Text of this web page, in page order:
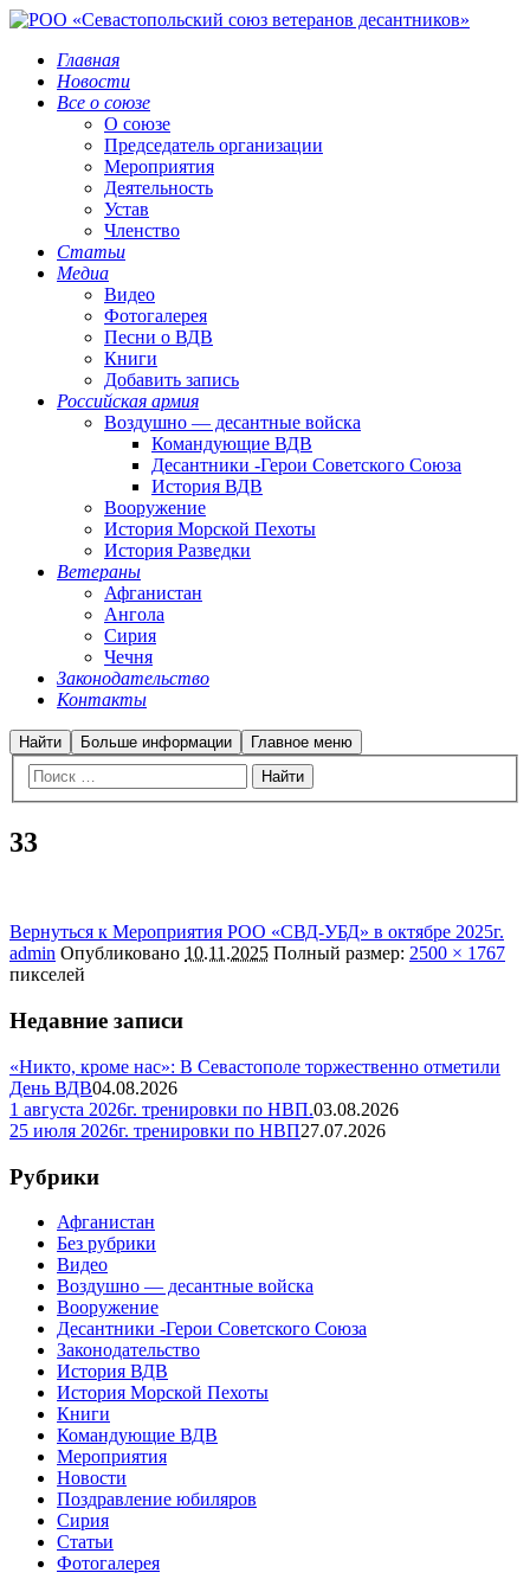
Главная
Новости
Все о союзе
О союзе
Председатель организации
Мероприятия
Деятельность
Устав
Членство
Статьи
Медиа
Видео
Фотогалерея
Песни о ВДВ
Книги
Добавить запись
Российская армия
Воздушно — десантные войска
Командующие ВДВ
Десантники -Герои Советского Союза
История ВДВ
Вооружение
История Морской Пехоты
История Разведки
Ветераны
Афганистан
Ангола
Сирия
Чечня
Законодательство
Контакты
Найти Больше информации Главное меню
33
Вернуться к Мероприятия РОО «СВД-УБД» в октябре 2025г.
admin Опубликовано 10.11.2025 Полный размер: 2500 × 1767
пикселей
Недавние записи
«Никто, кроме нас»: В Севастополе торжественно отметили
День ВДВ04.08.2026
1 августа 2026г. тренировки по НВП.03.08.2026
25 июля 2026г. тренировки по НВП27.07.2026
Рубрики
Афганистан
Без рубрики
Видео
Воздушно — десантные войска
Вооружение
Десантники -Герои Советского Союза
Законодательство
История ВДВ
История Морской Пехоты
Книги
Командующие ВДВ
Мероприятия
Новости
Поздравление юбиляров
Сирия
Статьи
Фотогалерея